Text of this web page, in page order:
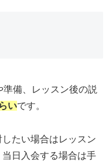
備、レッスン後の説
いです。
たい場合はレッスン
日入会する場合は手